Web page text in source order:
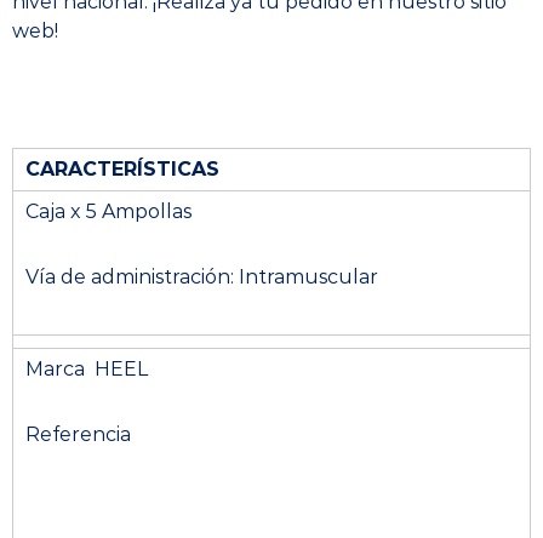
web!
CARACTERÍSTICAS
Caja x 5 Ampollas
Vía de administración: Intramuscular
Marca HEEL
Referencia